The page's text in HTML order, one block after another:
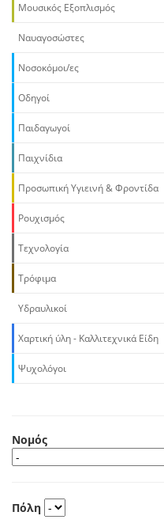
Μουσικός Εξοπλισμός
Ναυαγοσώστες
Νοσοκόμοι/ες
Οδηγοί
Παιδαγωγοί
Παιχνίδια
Προσωπική Υγιεινή & Φροντίδα
Ρουχισμός
Τεχνολογία
Τρόφιμα
Υδραυλικοί
Χαρτική ύλη - Καλλιτεχνικά Είδη
Ψυχολόγοι
Νομός
Πόλη